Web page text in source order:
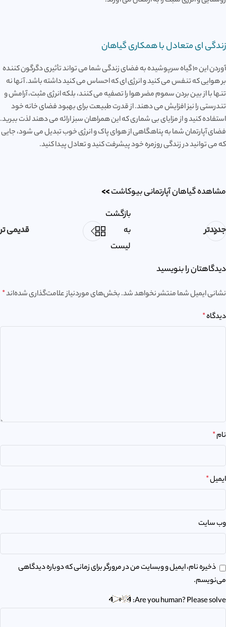
زندگی ای متعادل با همکاری گیاهان
آوردن این 10 گیاه سرپوشیده به فضای زندگی شما می تواند تأثیری دگرگون کننده
بر هوایی که تنفس می کنید و انرژی ای که احساس می کنید داشته باشد. آنها نه
تنها با از بین بردن سموم مضر هوا را تصفیه می کنند، بلکه انرژی مثبت، آرامش و
تندرستی را نیز افزایش می دهند. از قدرت طبیعت برای بهبود فضای خانه خود
استفاده کنید و از مزایای بی شماری که این همراهان سبز ارائه می دهند لذت ببرید.
فضای آپارتمان شما به پناهگاهی از هوای پاک و انرژی خوب تبدیل می شود، جایی
که می توانید در زندگی روزمره خود پیشرفت کنید و تعادل پیدا کنید.
مشاهده گیاهان آپارتمانی بیوکاشت>>
جدیدتر
بازگشت
به
لیست
قدیمی تر
دیدگاهتان را بنویسید
نشانی ایمیل شما منتشر نخواهد شد.بخش‌های موردنیاز علامت‌گذاری شده‌اند*
دیدگاه*
نام*
ایمیل*
وب‌ سایت
ذخیره نام، ایمیل و وبسایت من در مرورگر برای زمانی که دوباره دیدگاهی
می‌نویسم.
Are you human? Please solve: